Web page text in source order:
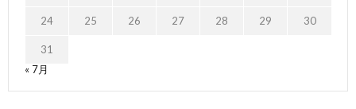
24 25 26 27 28 29 30
31
« 7月